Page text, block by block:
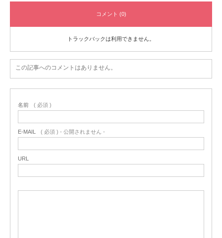
コメント (0)
トラックバックは利用できません。
この記事へのコメントはありません。
名前 ( 必須 )
E-MAIL ( 必須 ) - 公開されません -
URL